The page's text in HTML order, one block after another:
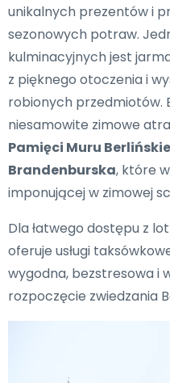
unikalnych prezentów i
sezonowych potraw.
kulminacyjnych jest
z pięknego otoczenia i
robionych przedmiotów.
niesamowite zimowe
Pamięci Muru
Brandenburska, które
imponującej w zimowej
Dla łatwego dostępu z
oferuje usługi
wygodna, bezstresowa i
rozpoczęcie zwiedzania